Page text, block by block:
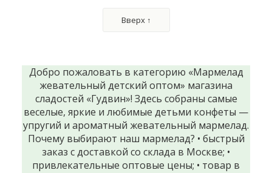
Вверх ↑
Добро пожаловать в категорию «Мармелад
жевательный детский оптом» магазина
сладостей «Гудвин»! Здесь собраны самые
веселые, яркие и любимые детьми конфеты —
упругий и ароматный жевательный мармелад.
Почему выбирают наш мармелад? • быстрый
заказ с доставкой со склада в Москве; •
привлекательные оптовые цены; • товар в